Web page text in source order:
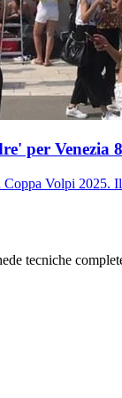
per Venezia
Volpi 2025.
tecniche